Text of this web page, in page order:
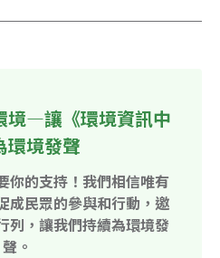
境—讓《環境資訊中
環境發聲
你的支持！我們相信唯有
成民眾的參與和行動，邀
列，讓我們持續為環境發
聲。